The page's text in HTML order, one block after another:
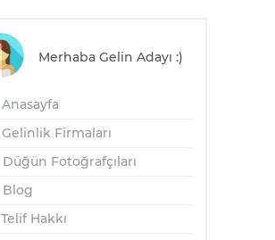
Merhaba Gelin Adayı :)
Anasayfa
Gelinlik Firmaları
Düğün Fotoğrafçıları
Blog
Telif Hakkı